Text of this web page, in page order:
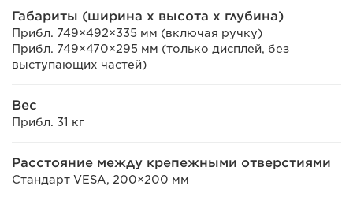
Габариты (ширина x высота x глубина)
Прибл. 749×492×335 мм (включая ручку)
Прибл. 749×470×295 мм (только дисплей, без
выступающих частей)
Вес
Прибл. 31 кг
Расстояние между крепежными отверстиями
Стандарт VESA, 200×200 мм